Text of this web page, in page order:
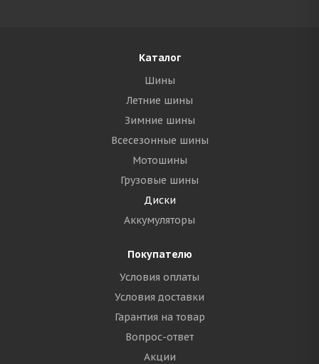
Каталог
Шины
Летние шины
Зимние шины
Всесезонные шины
Мотошины
Грузовые шины
Диски
Аккумуляторы
Покупателю
Условия оплаты
Условия доставки
Гарантия на товар
Вопрос-ответ
Акции